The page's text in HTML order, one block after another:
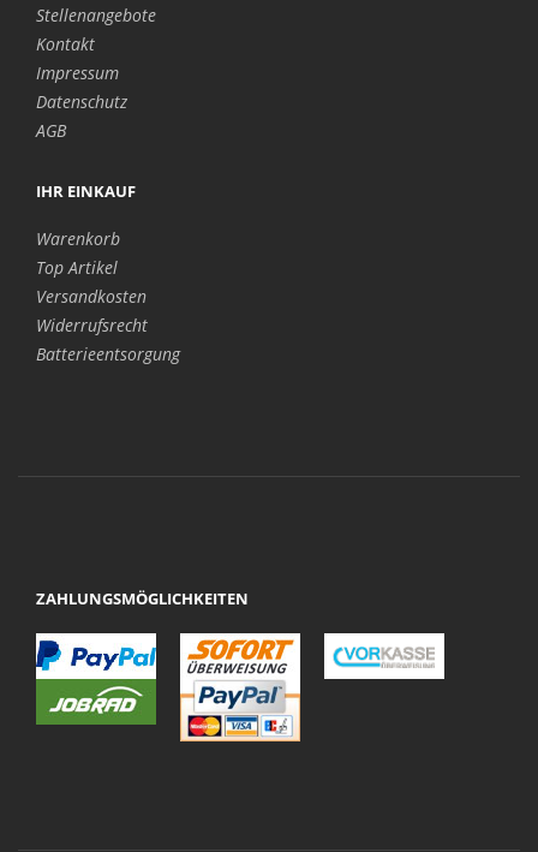
Stellenangebote
Kontakt
Impressum
Datenschutz
AGB
IHR EINKAUF
Warenkorb
Top Artikel
Versandkosten
Widerrufsrecht
Batterieentsorgung
ZAHLUNGSMÖGLICHKEITEN